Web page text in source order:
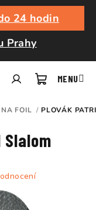
24 hodin
Prahy
FOIL / PLOVÁK